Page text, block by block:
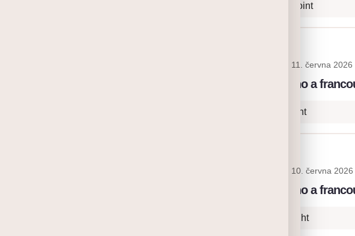
8 Pink point
11. června 2026
SmíchOFF: lano a
7- Onsight
10. června 2026
SmíchOFF: lano a
7+ Onsight